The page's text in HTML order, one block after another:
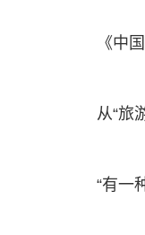
《中
从“旅
“有一